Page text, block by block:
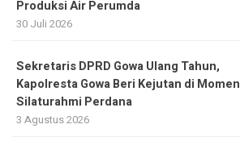
Produksi Air Perumda
30 Juli 2026
Sekretaris DPRD Gowa Ulang Tahun,
Kapolresta Gowa Beri Kejutan di Momen
Silaturahmi Perdana
3 Agustus 2026